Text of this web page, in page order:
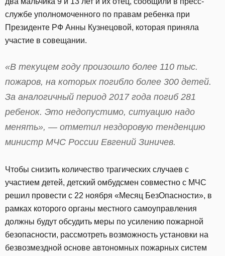
службе уполномоченного по правам ребенка при
Президенте РФ Анны Кузнецовой, которая приняла
участие в совещании.
«В текущем году произошло более 110 тыс.
пожаров, на которых погибло более 300 детей.
За аналогичный период 2017 года погиб 281
ребенок. Это недопустимо, ситуацию надо
менять», — отметил нездоровую тенденцию
министр МЧС России Евгений Зиничев.
Чтобы снизить количество трагических случаев с
участием детей, детский омбудсмен совместно с МЧС
решил провести с 22 ноября «Месяц БезОпасности», в
рамках которого органы местного самоуправления
должны будут обсудить меры по усилению пожарной
безопасности, рассмотреть возможность установки на
безвозмездной основе автономных пожарных систем